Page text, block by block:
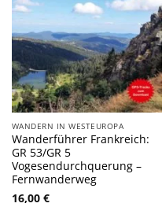
WANDERN IN WESTEUROPA
Wanderführer Frankreich:
GR 53/GR 5
Vogesendurchquerung –
Fernwanderweg
16,00 €